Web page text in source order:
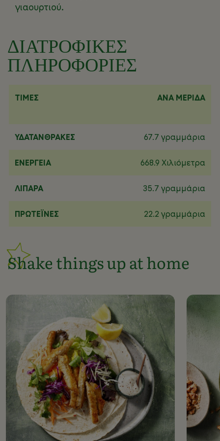
γιαουρτιού.
ΔΙΑΤΡΟΦΙΚΕΣ
ΠΛΗΡΟΦΟΡΙΕΣ
ΤΙΜΕΣ ΑΝΑ ΜΕΡΙΔΑ
ΥΔΑΤΆΝΘΡΑΚΕΣ 67.7 γραμμάρια
ΕΝΈΡΓΕΙΑ 668.9 Χιλιόμετρα
ΛΙΠΑΡΆ 35.7 γραμμάρια
ΠΡΩΤΕΪ́ΝΕΣ 22.2 γραμμάρια
Shake things up at home